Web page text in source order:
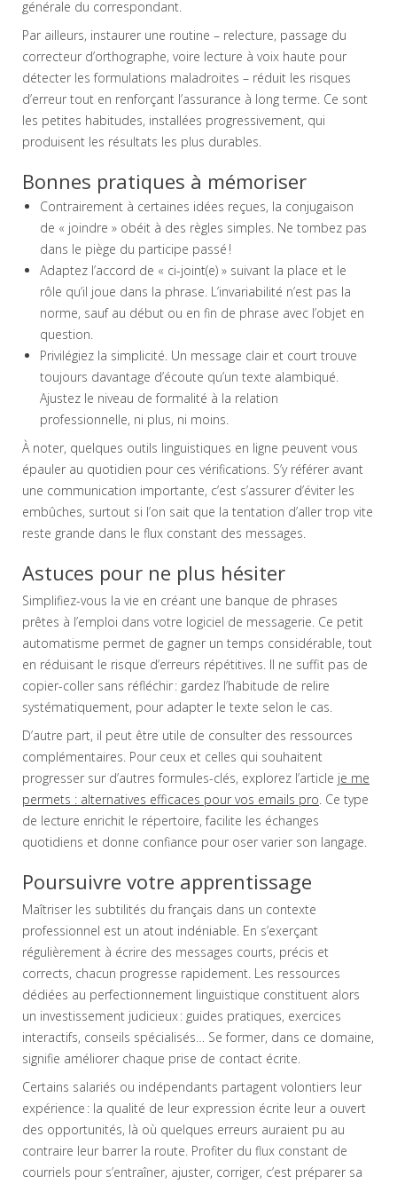
générale du correspondant.
Par ailleurs, instaurer une routine – relecture, passage du
correcteur d’orthographe, voire lecture à voix haute pour
détecter les formulations maladroites – réduit les risques
d’erreur tout en renforçant l’assurance à long terme. Ce sont
les petites habitudes, installées progressivement, qui
produisent les résultats les plus durables.
Bonnes pratiques à mémoriser
Contrairement à certaines idées reçues, la conjugaison
de « joindre » obéit à des règles simples. Ne tombez pas
dans le piège du participe passé !
Adaptez l’accord de « ci-joint(e) » suivant la place et le
rôle qu’il joue dans la phrase. L’invariabilité n’est pas la
norme, sauf au début ou en fin de phrase avec l’objet en
question.
Privilégiez la simplicité. Un message clair et court trouve
toujours davantage d’écoute qu’un texte alambiqué.
Ajustez le niveau de formalité à la relation
professionnelle, ni plus, ni moins.
À noter, quelques outils linguistiques en ligne peuvent vous
épauler au quotidien pour ces vérifications. S’y référer avant
une communication importante, c’est s’assurer d’éviter les
embûches, surtout si l’on sait que la tentation d’aller trop vite
reste grande dans le flux constant des messages.
Astuces pour ne plus hésiter
Simplifiez-vous la vie en créant une banque de phrases
prêtes à l’emploi dans votre logiciel de messagerie. Ce petit
automatisme permet de gagner un temps considérable, tout
en réduisant le risque d’erreurs répétitives. Il ne suffit pas de
copier-coller sans réfléchir : gardez l’habitude de relire
systématiquement, pour adapter le texte selon le cas.
D’autre part, il peut être utile de consulter des ressources
complémentaires. Pour ceux et celles qui souhaitent
progresser sur d’autres formules-clés, explorez l’article je me
permets : alternatives efficaces pour vos emails pro. Ce type
de lecture enrichit le répertoire, facilite les échanges
quotidiens et donne confiance pour oser varier son langage.
Poursuivre votre apprentissage
Maîtriser les subtilités du français dans un contexte
professionnel est un atout indéniable. En s’exerçant
régulièrement à écrire des messages courts, précis et
corrects, chacun progresse rapidement. Les ressources
dédiées au perfectionnement linguistique constituent alors
un investissement judicieux : guides pratiques, exercices
interactifs, conseils spécialisés… Se former, dans ce domaine,
signifie améliorer chaque prise de contact écrite.
Certains salariés ou indépendants partagent volontiers leur
expérience : la qualité de leur expression écrite leur a ouvert
des opportunités, là où quelques erreurs auraient pu au
contraire leur barrer la route. Profiter du flux constant de
courriels pour s’entraîner, ajuster, corriger, c’est préparer sa